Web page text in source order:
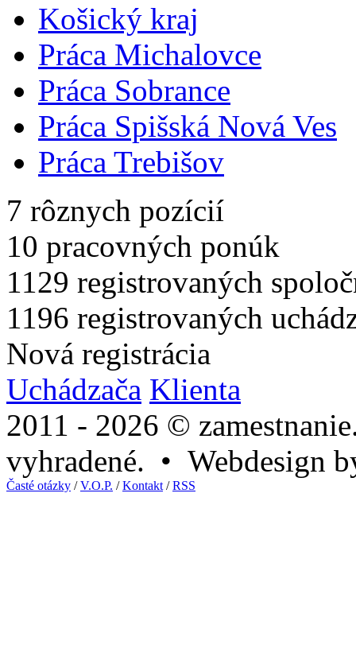
Košický kraj
Práca Michalovce
Práca Sobrance
Práca Spišská Nová Ves
Práca Trebišov
7 rôznych pozícií
10 pracovných ponúk
1129 registrovaných
1196 registrovaných
Nová registrácia
Uchádzača Klienta
2011 - 2026 ©
vyhradené. • Webdesign
Časté otázky /V.O.P. /Kontakt /RSS